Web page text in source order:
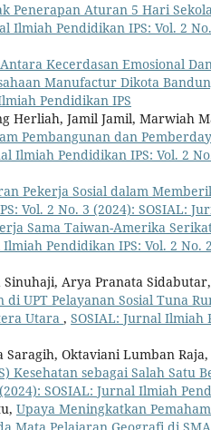
Penerapan Aturan 5 Hari
Ilmiah Pendidikan IPS: Vol. 2
Kecerdasan Emosional
Manufactur Dikota
Pendidikan IPS
Herliah, Jamil Jamil, Marwiah
Pembangunan dan
Ilmiah Pendidikan IPS: Vol. 2
Pekerja Sosial dalam
Vol. 2 No. 3 (2024): SOSIAL:
Sama Taiwan-Amerika
Ilmiah Pendidikan IPS: Vol. 2
Arya Pranata
UPT Pelayanan Sosial Tuna
Utara , SOSIAL: Jurnal Ilmiah
Saragih, Oktaviani Lumban
Kesehatan sebagai Salah Satu
SOSIAL: Jurnal Ilmiah
Upaya Meningkatkan